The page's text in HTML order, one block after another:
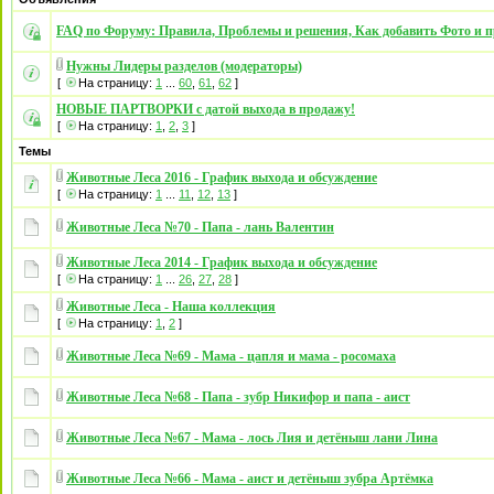
FAQ по Форуму: Правила, Проблемы и решения, Как добавить Фото и
Нужны Лидеры разделов (модераторы)
[ На страницу: 1 60 61 62 ]
НОВЫЕ ПАРТВОРКИ с датой выхода в продажу!
[ На страницу: 1 2 3 ]
Темы
Животные Леса 2016 - График выхода и обсуждение
[ На страницу: 1 11 12 13 ]
Животные Леса №70 - Папа - лань Валентин
Животные Леса 2014 - График выхода и обсуждение
[ На страницу: 1 26 27 28 ]
Животные Леса - Наша коллекция
[ На страницу: 1 2 ]
Животные Леса №69 - Мама - цапля и мама - росомаха
Животные Леса №68 - Папа - зубр Никифор и папа - аист
Животные Леса №67 - Мама - лось Лия и детёныш лани Лина
Животные Леса №66 - Мама - аист и детёныш зубра Артёмка